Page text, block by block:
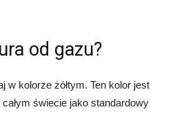
od gazu?
w kolorze żółtym. Ten kolor jest
świecie jako standardowy